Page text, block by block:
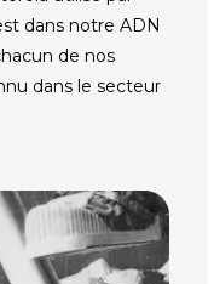
dans notre ADN
de nos
dans le secteur